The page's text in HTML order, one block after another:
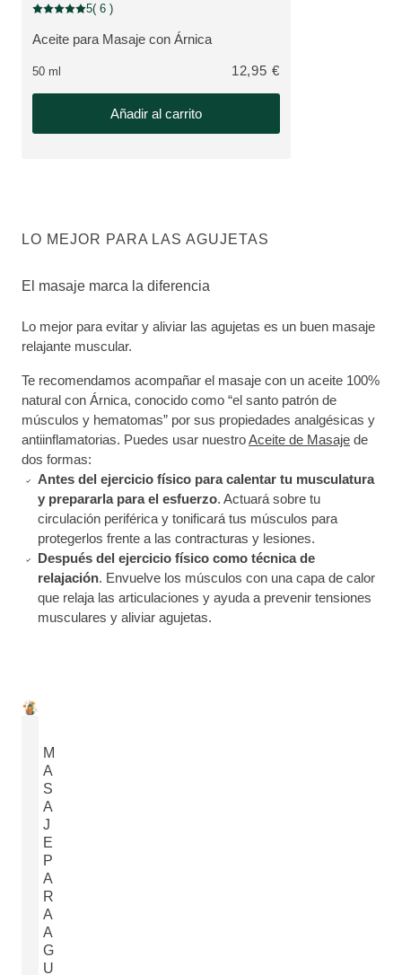
VER PRODUCTO:
Aceite para Masaje con Árnica
Puntuación: 5 / 5 estrellas 6 valoraciones de usuarios
5( 6 )
50 ml 12,95 €
Añadir al carrito
LO MEJOR PARA LAS AGUJETAS
El masaje marca la diferencia
Lo mejor para evitar y aliviar las agujetas es un buen masaje
relajante muscular.
Te recomendamos acompañar el masaje con un aceite 100%
natural con Árnica, conocido como “el santo patrón de
músculos y hematomas” por sus propiedades analgésicas y
antiinflamatorias. Puedes usar nuestroAceite de Masaje de
dos formas:
Antes del ejercicio físico para calentar tu musculatura
y prepararla para el esfuerzo. Actuará sobre tu
circulación periférica y tonificará tus músculos para
protegerlos frente a las contracturas y lesiones.
Después del ejercicio físico como técnica de
relajación. Envuelve los músculos con una capa de calor
que relaja las articulaciones y ayuda a prevenir tensiones
musculares y aliviar agujetas.
M
A
S
A
J
E
P
A
R
A
A
G
U